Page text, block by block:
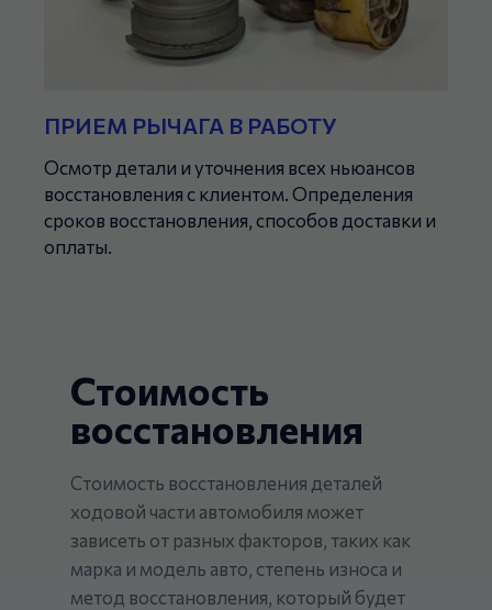
ПРИЕМ РЫЧАГА В РАБОТУ
Осмотр детали и уточнения всех ньюансов
восстановления с клиентом. Определения
сроков восстановления, способов доставки и
оплаты.
Стоимость восстановления деталей
ходовой части автомобиля может
зависеть от разных факторов, таких как
марка и модель авто, степень износа и
метод восстановления, который будет
Стоимость
восстановления